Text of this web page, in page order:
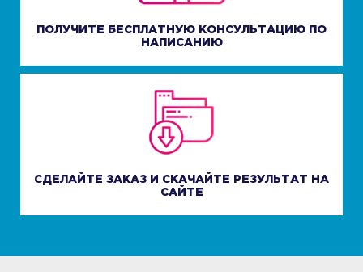
ПОЛУЧИТЕ БЕСПЛАТНУЮ КОНСУЛЬТАЦИЮ ПО
НАПИСАНИЮ
СДЕЛАЙТЕ ЗАКАЗ И СКАЧАЙТЕ РЕЗУЛЬТАТ НА
САЙТЕ